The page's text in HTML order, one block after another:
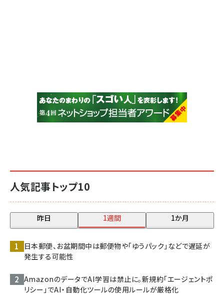
人気記事トップ10
昨日 1週間 1か月
日本郵便、お盆期間中は郵便物や「ゆうパック」などで遅延が
発生する可能性
AmazonのデータでAI学習は禁止に。新規約「エージェントポ
リシー」でAI・自動化ツールの使用ルールが厳格化